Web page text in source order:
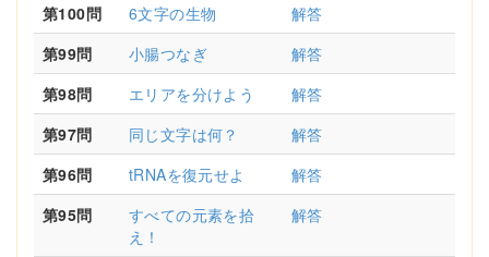
第100問
6文字の生物
解答
第99問
小腸つなぎ
解答
第98問
エリアを分けよう
解答
第97問
同じ文字は何？
解答
第96問
tRNAを復元せよ
解答
第95問
すべての元素を拾
え！
解答